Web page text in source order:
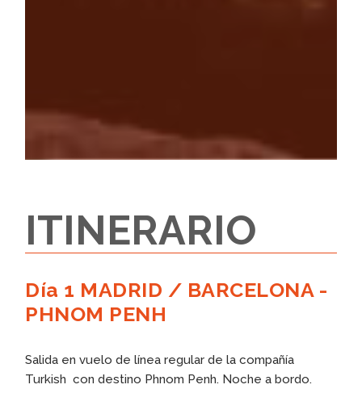
ITINERARIO
Día 1 MADRID / BARCELONA -
PHNOM PENH
Salida en vuelo de línea regular de la compañía
Turkish con destino Phnom Penh. Noche a bordo.